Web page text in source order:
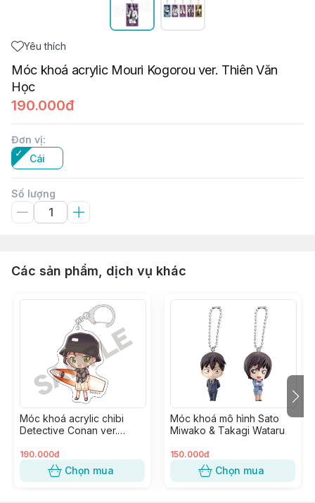
Yêu thích
Móc khoá acrylic Mouri Kogorou ver. Thiên Văn
Học
190.000đ
Đơn vị:
Cái
Số lượng
Các sản phẩm, dịch vụ khác
Móc khoá acrylic chibi
Detective Conan ver.
190.000đ
Chọn mua
Móc khoá mô hình Sato
Miwako & Takagi Wataru
150.000đ
Chọn mua